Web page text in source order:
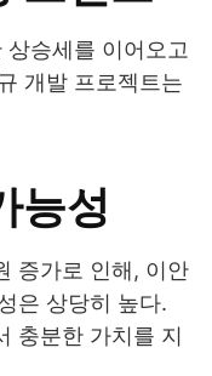
승세를 이어오고
개발 프로젝트는
능성
증가로 인해, 이안
은 상당히 높다.
충분한 가치를 지